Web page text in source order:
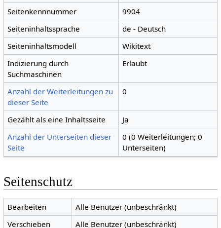
Seitenkennnummer
9904
Seiteninhaltssprache
de - Deutsch
Seiteninhaltsmodell
Wikitext
Indizierung durch
Suchmaschinen
Erlaubt
Anzahl der Weiterleitungen zu
dieser Seite
0
Gezählt als eine Inhaltsseite
Ja
Anzahl der Unterseiten dieser
Seite
0 (0 Weiterleitungen; 0
Unterseiten)
Seitenschutz
Bearbeiten
Alle Benutzer (unbeschränkt)
Verschieben
Alle Benutzer (unbeschränkt)